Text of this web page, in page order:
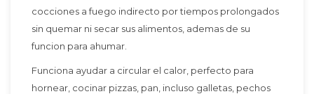
cocciones a fuego indirecto por tiempos prolongados
sin quemar ni secar sus alimentos, ademas de su
funcion para ahumar.
Funciona ayudar a circular el calor, perfecto para
hornear, cocinar pizzas, pan, incluso galletas, pechos